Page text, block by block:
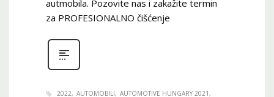
autmobila. Pozovite nas i zakažite termin
za PROFESIONALNO čišćenje
2022 AUTOMOBILI
AUTOMOTIVE HUNGARY 2021